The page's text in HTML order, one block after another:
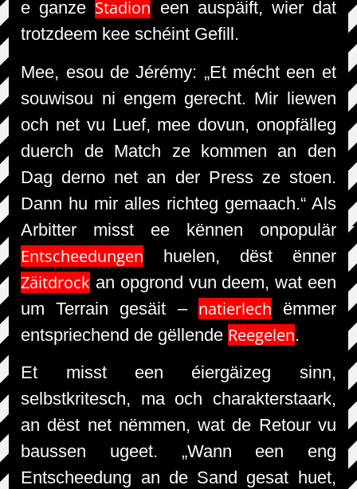
e ganze Stadion een auspäift, wier dat
trotzdeem kee schéint Gefill.
Mee, esou de Jérémy: „Et mécht een et
souwisou ni engem gerecht. Mir liewen
och net vu Luef, mee dovun, onopfälleg
duerch de Match ze kommen an den
Dag derno net an der Press ze stoen.
Dann hu mir alles richteg gemaach.“ Als
Arbitter misst ee kënnen onpopulär
Entscheedungen huelen, dëst ënner
Zäitdrock an opgrond vun deem, wat een
um Terrain gesäit – natierlech ëmmer
entspriechend de gëllende Reegelen.
Et misst een éiergäizeg sinn,
selbstkritesch, ma och charakterstaark,
an dëst net nëmmen, wat de Retour vu
baussen ugeet. „Wann een eng
Entscheedung an de Sand gesat huet,